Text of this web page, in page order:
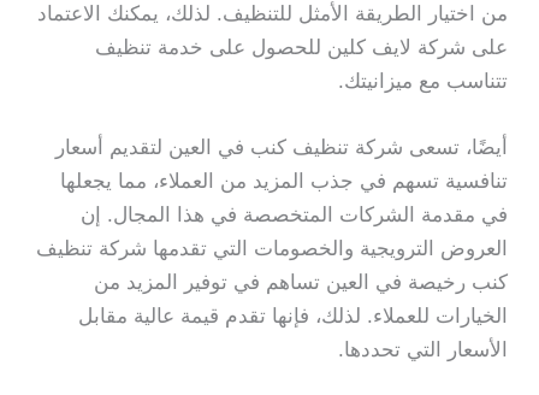
من اختيار الطريقة الأمثل للتنظيف. لذلك، يمكنك الاعتماد
على شركة لايف كلين للحصول على خدمة تنظيف
تتناسب مع ميزانيتك.
أيضًا، تسعى شركة تنظيف كنب في العين لتقديم أسعار
تنافسية تسهم في جذب المزيد من العملاء، مما يجعلها
في مقدمة الشركات المتخصصة في هذا المجال. إن
العروض الترويجية والخصومات التي تقدمها شركة تنظيف
كنب رخيصة في العين تساهم في توفير المزيد من
الخيارات للعملاء. لذلك، فإنها تقدم قيمة عالية مقابل
الأسعار التي تحددها.